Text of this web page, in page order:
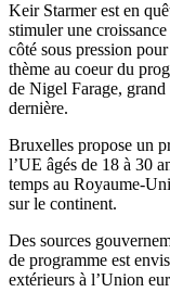
Keir Starmer est en
stimuler une
côté sous pression
thème au coeur du
de Nigel Farage, grand
dernière.
Bruxelles propose un
l’UE âgés de 18 à 30
temps au Royaume-
sur le continent.
Des sources
de programme est
extérieurs à l’Union